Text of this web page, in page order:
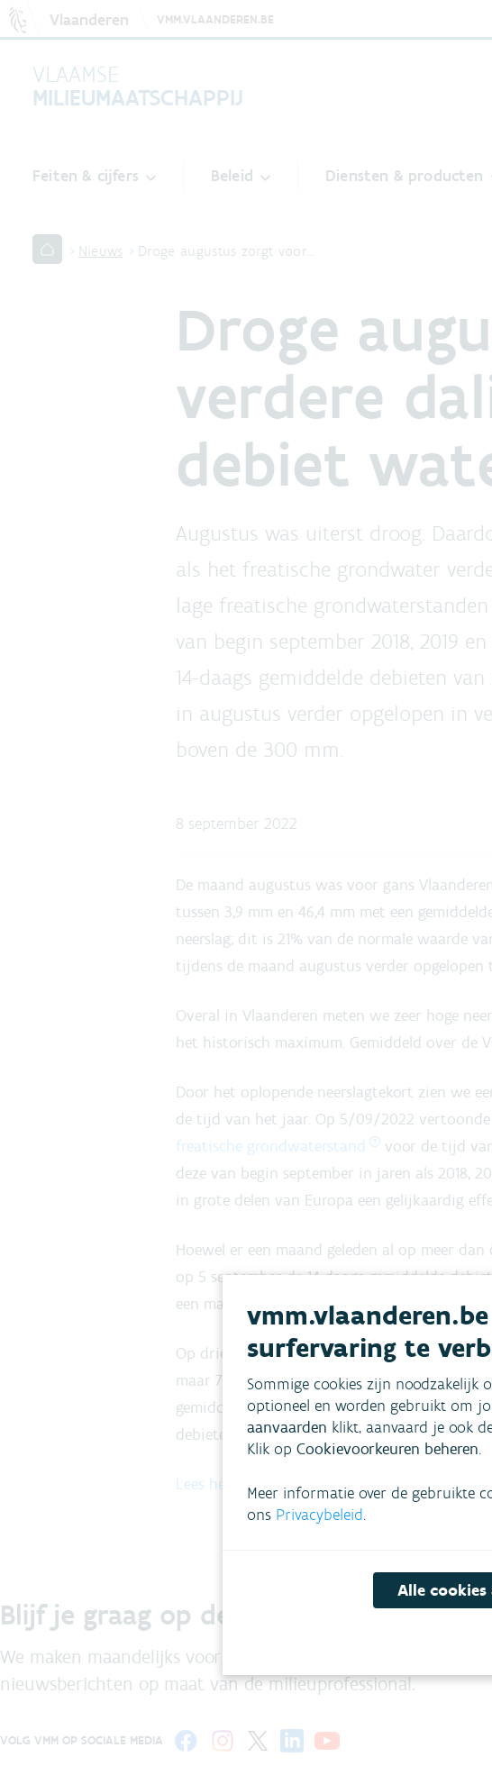
Vlaanderen VMM.VLAANDEREN.BE
VLAAMSE
MILIEUMAATSCHAPPIJ
Feiten & cijfers Beleid Diensten & producten
Nieuws Droge augustus zorgt voor…
Droge
verdere
debiet
Augustus was uiterst droog.
als het freatische grondwater
lage freatische
van begin september 2018, 2019
14-daags gemiddelde debieten
in augustus verder opgelopen in
boven de 300 mm.
8 september 2022
De maand augustus was voor gans
tussen 3,9 mm en 46,4 mm met een
neerslag; dit is 21% van de normale waarde
tijdens de maand augustus verder
Overal in Vlaanderen meten we zeer hoge
het historisch maximum. Gemiddeld over de
Door het oplopende neerslagtekort zien we
de tijd van het jaar. Op 5/09/2022 vertoonde
freatische grondwaterstand
voor de tijd
deze van begin september in jaren als 2018,
in grote delen van Europa een gelijkaardig
Hoewel er een maand geleden al op meer
op 5 september de 14-daags gemiddelde
een maand eerder.
Op drie kwart van de meetplaatsen (74,6%)
maar 7,5 % van de meetplaatsen worden
gemiddelde debieten. Op 45% van de
debieten gemeten.
Lees het toestandsrapport (8 september
Blijf je graag op de hoogte?
We maken maandelijks voor jou een selectie van de
nieuwsberichten op maat van de milieuprofessional.
VOLG VMM OP SOCIALE MEDIA
surfervaring te
Sommige cookies zijn noodzakelijk
optioneel en worden gebruikt om
aanvaarden klikt, aanvaard je ook
Klik op Cookievoorkeuren beheren.
Meer informatie over de gebruikte
ons Privacybeleid.
Alle cookies